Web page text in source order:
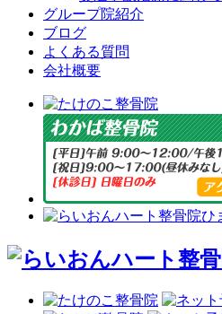
グループ院紹介
ブログ
よくある質問
会社概要